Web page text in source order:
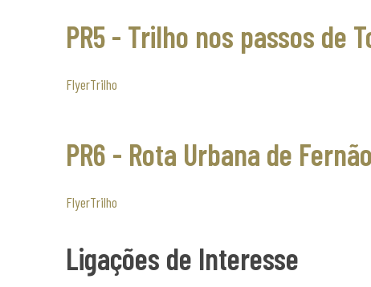
PR5 - Trilho nos passos de
FlyerTrilho
PR6 - Rota Urbana de
FlyerTrilho
Ligações de Interesse